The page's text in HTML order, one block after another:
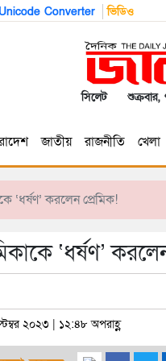
Unicode Converter ভিডিও
সিলেট
জাতীয় রাজনীতি খেলা
‘ধর্ষণ’ করলেন প্রেমিক!
‘ধর্ষণ’
২০২৩ | ১২:৪৮ অপরাহ্ণ